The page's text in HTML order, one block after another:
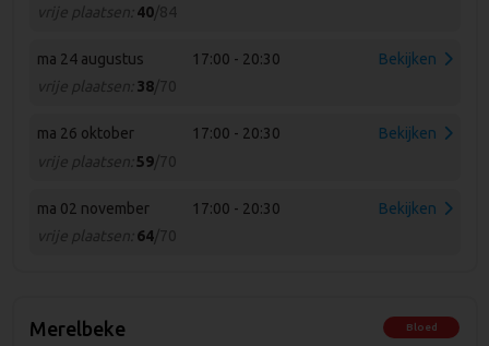
vrije plaatsen: 40/84
ma 24 augustus
17:00 - 20:30
vrije plaatsen: 38/70
Bekijken
ma 26 oktober
17:00 - 20:30
vrije plaatsen: 59/70
Bekijken
ma 02 november
17:00 - 20:30
vrije plaatsen: 64/70
Bekijken
Merelbeke Bloed